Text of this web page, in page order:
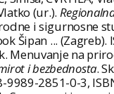
(ur.).
i sigurnosne
Šipan ... (Zagreb).
Menuvanje na
i bezbednosta.
2851-0-3,